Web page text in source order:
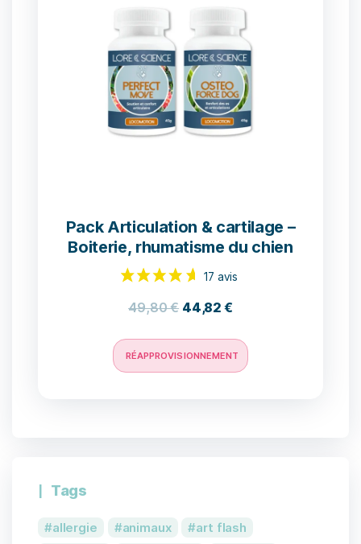
25 avis
Pack Articulation & cartilage –
Boiterie, rhumatisme du chien
49,80€ 44,82 €
RÉAPPROVISIONNEMENT
Tags
allergie animaux
art flash